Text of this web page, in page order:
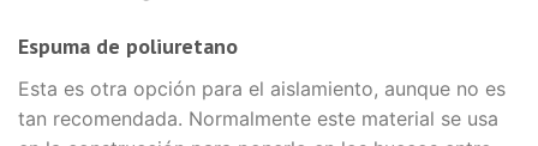
Espuma de poliuretano
Esta es otra opción para el aislamiento, aunque no es
tan recomendada. Normalmente este material se usa